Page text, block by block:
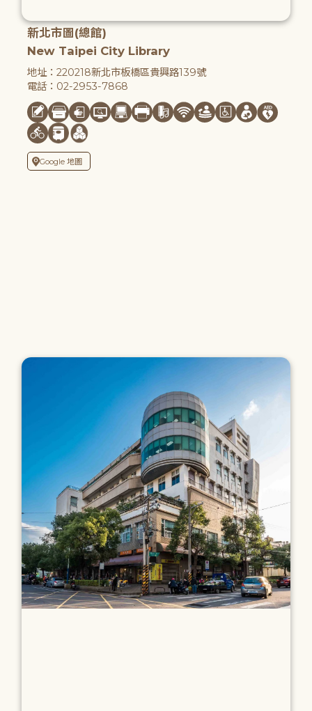
新北市圖(總館)
New Taipei City Library
地址：220218新北市板橋區貴興路139號
電話：02-2953-7868
Google 地圖